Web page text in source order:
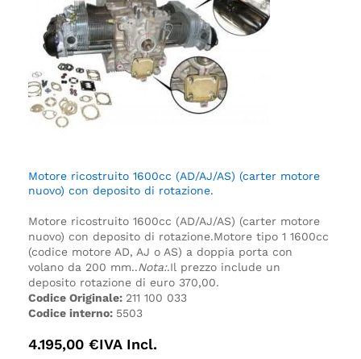
Motore ricostruito 1600cc (AD/AJ/AS) (carter motore
nuovo) con deposito di rotazione.
Motore ricostruito 1600cc (AD/AJ/AS) (carter motore
nuovo) con deposito di rotazione.Motore tipo 1 1600cc
(codice motore AD, AJ o AS) a doppia porta con
volano da 200 mm..Nota:.Il prezzo include un
deposito rotazione di euro 370,00.
Codice Originale: 211 100 033
Codice interno: 5503
4.195,00 €IVA Incl.